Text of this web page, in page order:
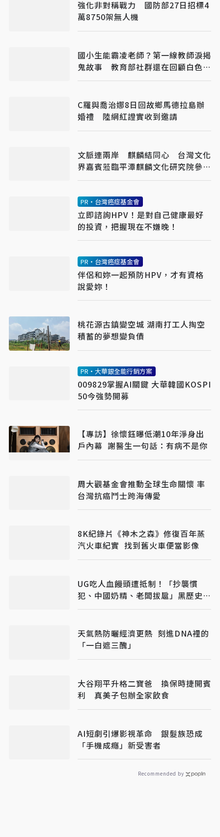
強化非對稱戰力 國防部27日招標4
萬8750架無人機
國小生能霸凌老師？第一線教師淚揭
鬼故事 教育部社群還在回顧白色恐
怖
C羅與喬治娜8日回故鄉馬德拉島辦
婚禮 陸網紅證實收到邀請
文脈連兩岸 麒麟結同心 台灣文化
界嘉賓蒞臨平潭麒麟文化研究院參訪
交流
PR・台灣癌症基金會
立即諮詢HPV！是對自己健康最好
的投資，把握現在不嫌晚！
PR・台灣癌症基金會
伴侶和妳一起預防HPV，才有資格
說愛妳！
桃花源古鎮變空城 湖南打工人掏空
積蓄的夢想變負債
PR・大華銀全能行銷方案
009829掌握AI關鍵 大華韓國KOSPI
50今強勢開募
【專訪】徐懷鈺曝低潮10年淨身出
戶內幕 謝醫生一句話：有病不是你
周大觀基金會推動全球生命關懷 率
台灣抗癌鬥士跨海傳愛
8K紀錄片《神木之森》修復百年蒸
汽火車紀實 找到舊火車便當影像
UG吃人血饅頭遭抵制！「抄襲慣
犯、中國奶精、老闆拔扈」黑歷史被
挖出
天氣熱防曬經濟更熱 刻進DNA裡的
「一白遮三醜」
大谷翔平升格二寶爸 換保時捷開賓
利 真美子包辦全家飲食
AI短劇引爆影視革命 銀髮族恐成
「手機成癮」新受害者
Recommended by